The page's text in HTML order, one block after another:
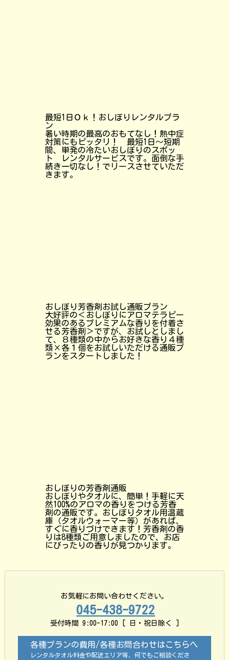
最短1日Ｏｋ！おしぼりレンタルプラ
ン
暑い時期の最高のおもてなし！熱中症
対策にもピッタリ！ 最短1日～短期
間、単発の冷たいおしぼりのスポッ
ト レンタルサービスです。面倒な手
続き一切なし！でリースさせていただ
きます。
おしぼり芳香剤お試し通販プラン
大好評の＜おしぼりにアロマテラピー
効果のあるプレミアムな香りを付着さ
せる芳香剤＞ですが、お試しとしまし
て、８種類の中からお好きな香り４種
類×各１個をお試しいただける通販プ
ランをスタートしました！
おしぼりの芳香剤通販
おしぼりやタオルに、簡単！手軽に天
然100%のアロマの香りをつける芳香
剤の通販です。おしぼりタオル用温蔵
庫（タオルウォーマー等）があれば、
すぐに香りづけできます！芳香剤の香
りは8種類ご用意しましたので、お店
にぴったりの香りが見つかります。
お気軽にお問い合わせください。
045-438-9722
受付時間 9:00-17:00 [ 日・祝日除く ]
各種プランの費用/各種お問合わせはこちらへ
レンタルタオル料金や配送エリア等、何でもご相談くださ